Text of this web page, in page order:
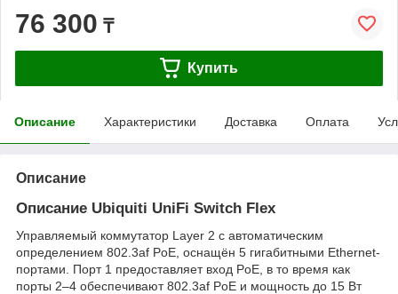
76 300 ₸
Купить
Описание Характеристики Доставка Оплата
Описание
Oписание Ubiquiti UniFi Switch Flex
Управляемый коммутатор Layer 2 с автоматическим
определением 802.3af PoE, оснащён 5 гигабитными Ethernet-
портами. Порт 1 предоставляет вход PoE, в то время как
порты 2–4 обеспечивают 802.3af PoE и мощность до 15 Вт